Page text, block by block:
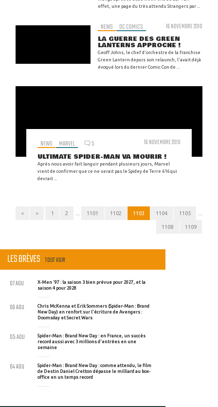
effet, une page du très attendu Strangers par ...
NEWS DC COMICS 16 NOVEMBRE 2010
LA GUERRE DES GREEN
LANTERNS APPROCHE !
Geoff Johns, le chef d'orchestre de la franchise
Green Lantern depuis son relaunch, l'avait déjà
évoqué lors du dernier Comic Con de ...
NEWS MARVEL 5 16 NOVEMBRE 2010
ULTIMATE SPIDER-MAN VA MOURIR !
Après nous avoir fait languir pendant plusieurs jours, Marvel
vient de confirmer que ce ne serait pas le Spidey de Terre 616 qui
devrait ...
< > 1 2 1101 1102 1103 1104 1105
1108 1109
LES BRÈVES TOUT VOIR
X-Men '97 : la saison 3 bien prévue pour 2027, et la
saison 4 pour 2028
07 AOU
Chris McKenna et Erik Sommers (Spider-Man : Brand
New Day) en renfort sur l'écriture de Avengers :
Doomsday et Secret Wars
06 AOU
Spider-Man : Brand New Day : en France, un succès
record aussi avec 3 millions d'entrées en une
semaine
05 AOU
Spider-Man : Brand New Day : comme attendu, le film
de Destin Daniel Cretton dépasse le milliard au box-
office en un temps record
04 AOU